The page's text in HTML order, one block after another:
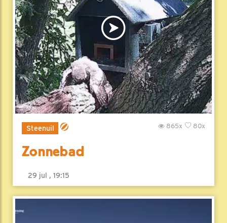
Steenuil 80x
865x
Zonnebad
29 jul , 19:15